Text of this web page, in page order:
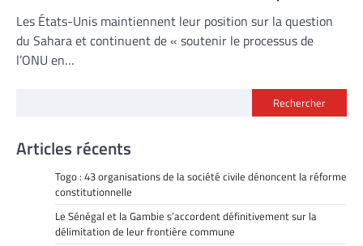
Les États-Unis maintiennent leur position sur la question
du Sahara et continuent de « soutenir le processus de
l’ONU en…
Rechercher
Articles récents
Togo : 43 organisations de la société civile dénoncent la réforme
constitutionnelle
Le Sénégal et la Gambie s’accordent définitivement sur la
délimitation de leur frontière commune